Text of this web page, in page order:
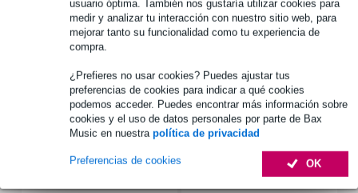
usuario óptima. También nos gustaría utilizar cookies para
medir y analizar tu interacción con nuestro sitio web, para
mejorar tanto su funcionalidad como tu experiencia de
compra.
¿Prefieres no usar cookies? Puedes ajustar tus
preferencias de cookies para indicar a qué cookies
podemos acceder. Puedes encontrar más información sobre
cookies y el uso de datos personales por parte de Bax
Music en nuestra política de privacidad
OK
Preferencias de cookies
Véase también (3)